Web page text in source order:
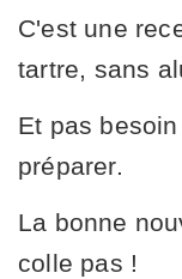
C'est une
tartre, sans
Et pas
préparer.
La bonne
colle pas !